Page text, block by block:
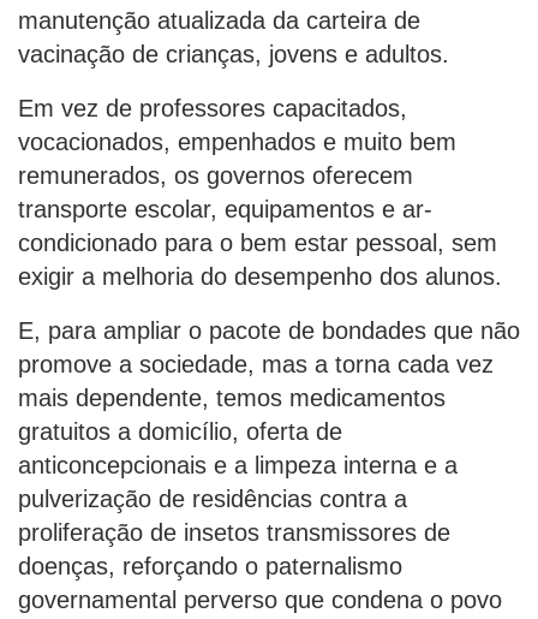
manutenção atualizada da carteira de
vacinação de crianças, jovens e adultos.
Em vez de professores capacitados,
vocacionados, empenhados e muito bem
remunerados, os governos oferecem
transporte escolar, equipamentos e ar-
condicionado para o bem estar pessoal, sem
exigir a melhoria do desempenho dos alunos.
E, para ampliar o pacote de bondades que não
promove a sociedade, mas a torna cada vez
mais dependente, temos medicamentos
gratuitos a domicílio, oferta de
anticoncepcionais e a limpeza interna e a
pulverização de residências contra a
proliferação de insetos transmissores de
doenças, reforçando o paternalismo
governamental perverso que condena o povo